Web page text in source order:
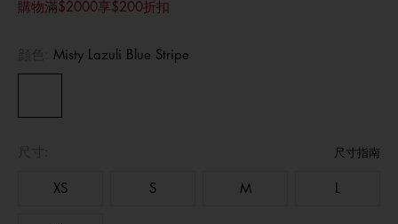
購物滿$2000享$200折扣
Misty Lazuli Blue Stripe
XS S M L
尺寸指南